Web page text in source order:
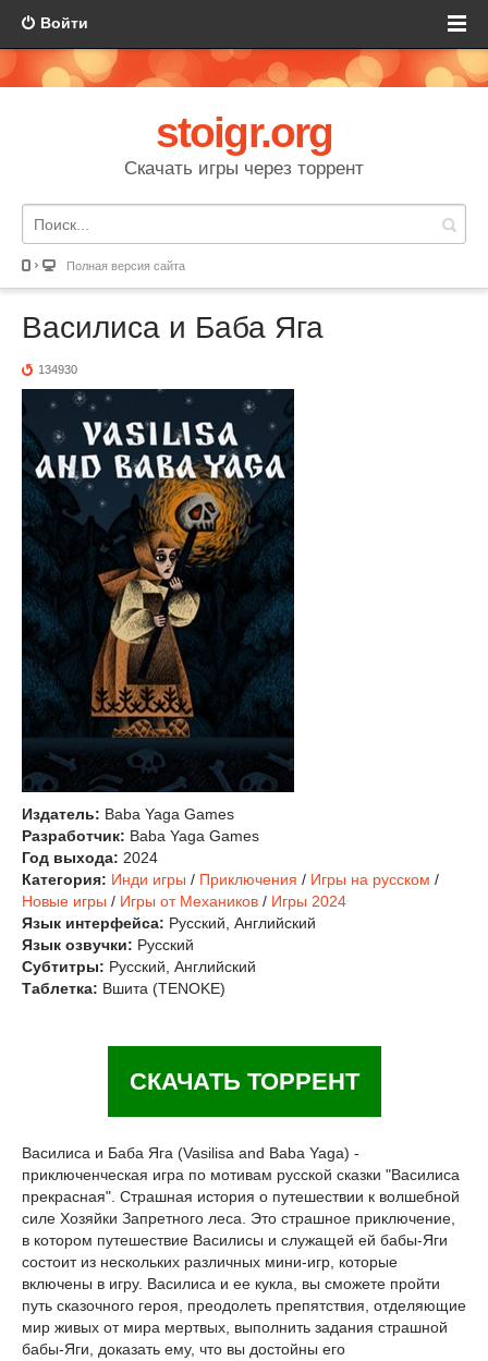
Войти
stoigr.org
Скачать игры через торрент
Полная версия сайта
Василиса и Баба Яга
134930
Издатель: Baba Yaga Games
Разработчик: Baba Yaga Games
Год выхода: 2024
Категория: Инди игры / Приключения / Игры на русском /
Новые игры / Игры от Механиков / Игры 2024
Язык интерфейса: Русский, Английский
Язык озвучки: Русский
Субтитры: Русский, Английский
Таблетка: Вшита (TENOKE)
СКАЧАТЬ ТОРРЕНТ
Василиса и Баба Яга (Vasilisa and Baba Yaga) -
приключенческая игра по мотивам русской сказки "Василиса
прекрасная". Страшная история о путешествии к волшебной
силе Хозяйки Запретного леса. Это страшное приключение,
в котором путешествие Василисы и служащей ей бабы-Яги
состоит из нескольких различных мини-игр, которые
включены в игру. Василиса и ее кукла, вы сможете пройти
путь сказочного героя, преодолеть препятствия, отделяющие
мир живых от мира мертвых, выполнить задания страшной
бабы-Яги, доказать ему, что вы достойны его